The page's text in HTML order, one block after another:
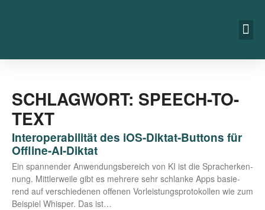
SCHLAGWORT: SPEECH-TO-
TEXT
Interoperabilität des iOS-Diktat-Buttons für
Offline-AI-Diktat
Ein span­nen­der Anwen­dungs­be­reich von KI ist die Sprach­er­ken­
nung. Mitt­ler­wei­le gibt es meh­re­re sehr schlan­ke Apps basie­
rend auf ver­schie­de­nen offe­nen Vor­leis­tungs­pro­to­kol­len wie zum
Bei­spiel Whisper. Das ist…